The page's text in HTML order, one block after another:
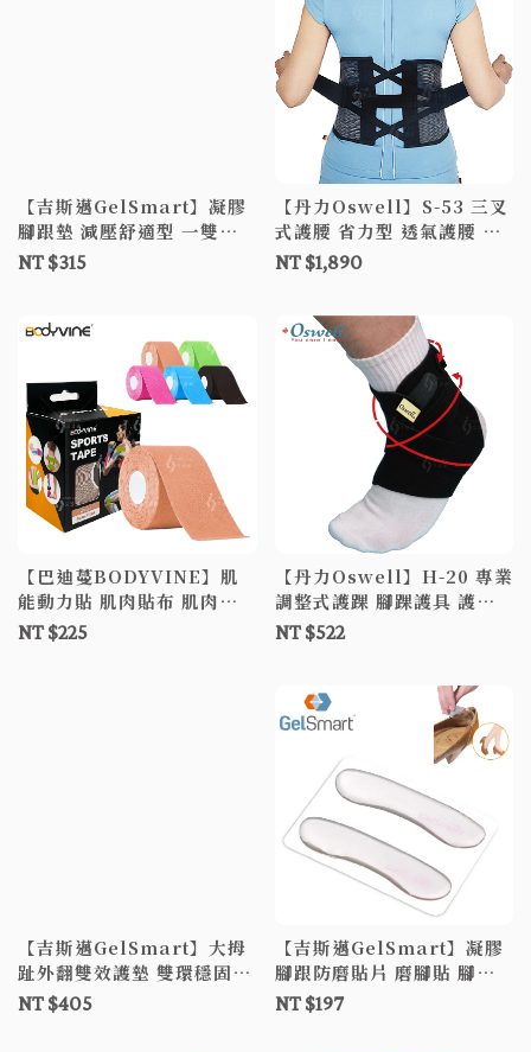
【吉斯邁GelSmart】凝膠
腳跟墊 減壓舒適型 一雙入
減壓腳跟墊 腳跟墊 減震鞋
NT $315
【丹力Oswell】S-53 三叉
式護腰 省力型 透氣護腰 工
作護腰
NT $1,890
【巴迪蔓BODYVINE】肌
能動力貼 肌肉貼布 肌肉膠
帶 運動膠帶 肌肉繃帶
NT $225
【丹力Oswell】H-20 專業
調整式護踝 腳踝護具 護踝
綁帶加壓 扭傷 腳踝 雙支撐
NT $522
【吉斯邁GelSmart】大拇
趾外翻雙效護墊 雙環穩固型
2入/盒 拇指外翻矯正器 分
NT $405
【吉斯邁GelSmart】凝膠
腳跟防磨貼片 磨腳貼 腳跟
貼 防磨貼 腳後跟貼
NT $197